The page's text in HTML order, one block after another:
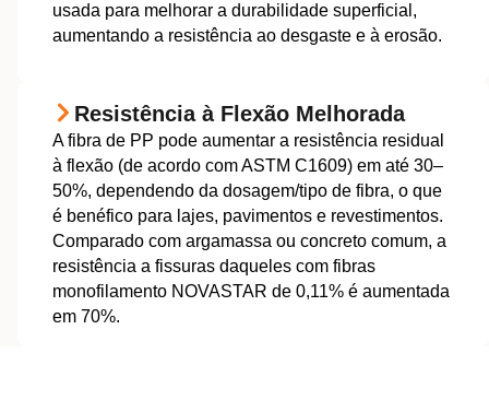
usada para melhorar a durabilidade superficial,
aumentando a resistência ao desgaste e à erosão.
Resistência à Flexão Melhorada
A fibra de PP pode aumentar a resistência residual
à flexão (de acordo com ASTM C1609) em até 30–
50%, dependendo da dosagem/tipo de fibra, o que
é benéfico para lajes, pavimentos e revestimentos.
Comparado com argamassa ou concreto comum, a
resistência a fissuras daqueles com fibras
monofilamento NOVASTAR de 0,11% é aumentada
em 70%.